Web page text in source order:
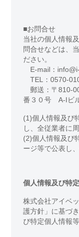
■お問合せ
当社の個人情報
問合せなどは、
ださい。
E-mail：
TEL：0570-
郵送：〒810-
番３０号 A-Iビ
(1)個人情報及び
し、全従業者に
(2)個人情報及び
ージ等で公表し
個人情報及び特
株式会社アイベ
護方針」に基づ
び特定個人情報